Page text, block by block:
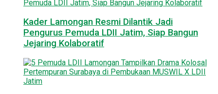
Kader Lamongan Resmi Dilantik Jadi
Pengurus Pemuda LDII Jatim, Siap Bangun
Jejaring Kolaboratif